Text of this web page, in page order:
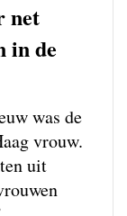
net
in de
was de
vrouw.
uit